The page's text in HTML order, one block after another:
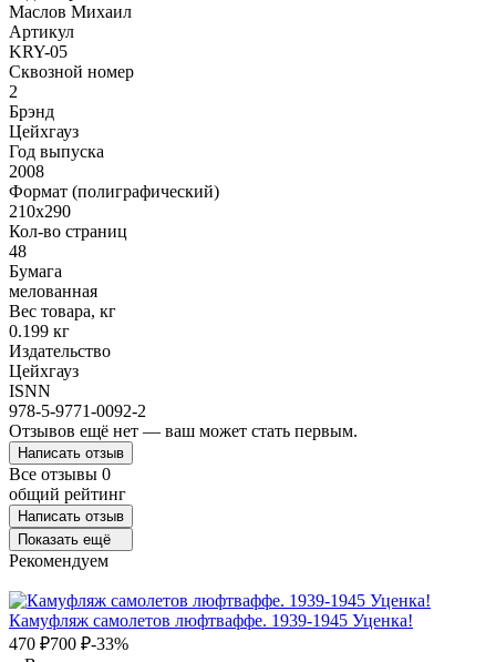
Маслов Михаил
Артикул
KRY-05
Сквозной номер
2
Брэнд
Цейхгауз
Год выпуска
2008
Формат (полиграфический)
210х290
Кол-во страниц
48
Бумага
мелованная
Вес товара, кг
0.199 кг
Издательство
Цейхгауз
ISNN
978-5-9771-0092-2
Отзывов ещё нет — ваш может стать первым.
Написать отзыв
Все отзывы 0
общий рейтинг
Написать отзыв
Показать ещё
Рекомендуем
Камуфляж самолетов люфтваффе. 1939-1945 Уценка!
470 ₽700 ₽-33%